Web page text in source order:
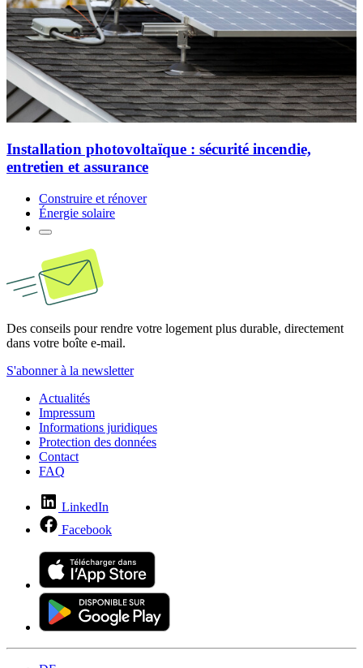
Installation photovoltaïque : sécurité incendie,
entretien et assurance
Construire et rénover
Énergie solaire
Des conseils pour rendre votre logement plus durable, directement
dans votre boîte e-mail.
S'abonner à la newsletter
Actualités
Impressum
Informations juridiques
Protection des données
Contact
FAQ
LinkedIn
Facebook